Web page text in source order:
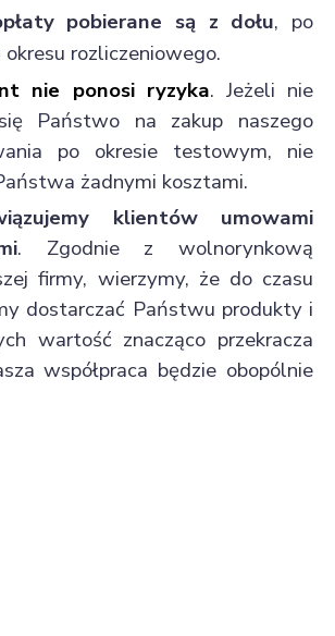
pobierane są z dołu, po
okresu rozliczeniowego.
nie ponosi ryzyka. Jeżeli nie
Państwo na zakup naszego
po okresie testowym, nie
żadnymi kosztami.
klientów umowami
. Zgodnie z wolnorynkową
firmy, wierzymy, że do czasu
dostarczać Państwu produkty i
wartość znacząco przekracza
współpraca będzie obopólnie